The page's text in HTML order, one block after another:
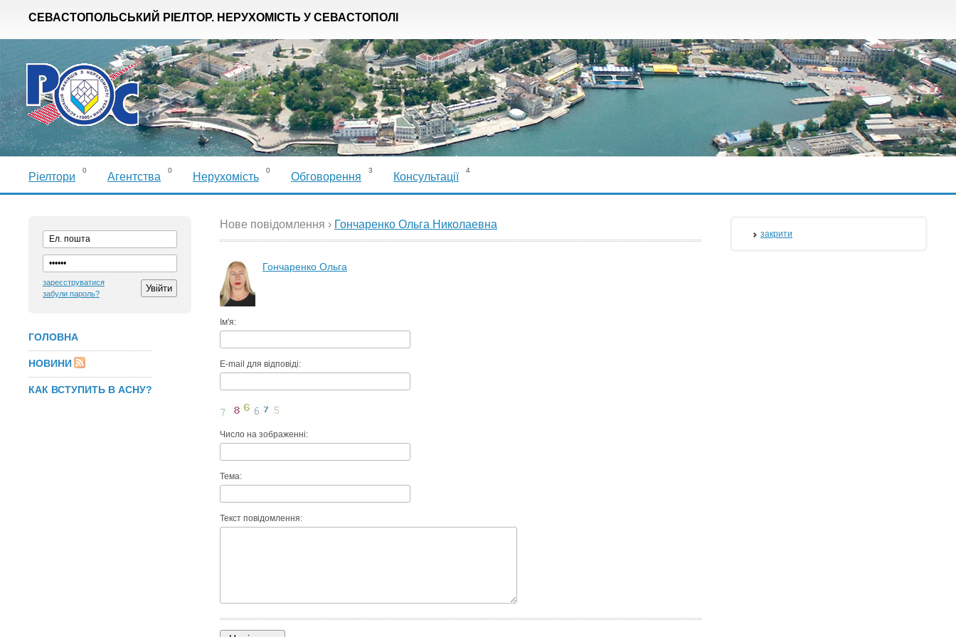
СЕВАСТОПОЛЬСЬКИЙ РІЕЛТОР. НЕРУХОМІСТЬ У СЕВАСТОПОЛІ
Ріелтори
0
Агентства
0
Нерухомість
0
Обговорення
3
Консультації
4
зареєструватися
забули пароль?
ГОЛОВНА
НОВИНИ
КАК ВСТУПИТЬ В АСНУ?
Нове повідомлення › Гончаренко Ольга Николаевна
Гончаренко Ольга
Ім'я:
E-mail для відповіді:
Число на зображенні:
Тема:
Текст повідомлення:
закрити